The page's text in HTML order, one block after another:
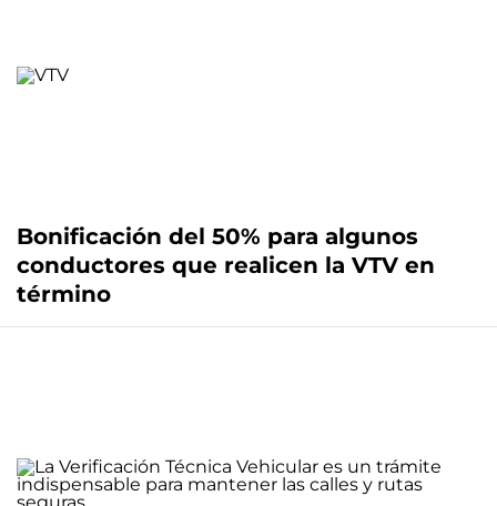
Bonificación del 50% para algunos
conductores que realicen la VTV en
término